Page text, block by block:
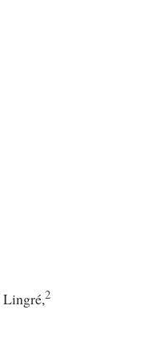
Lingré,2